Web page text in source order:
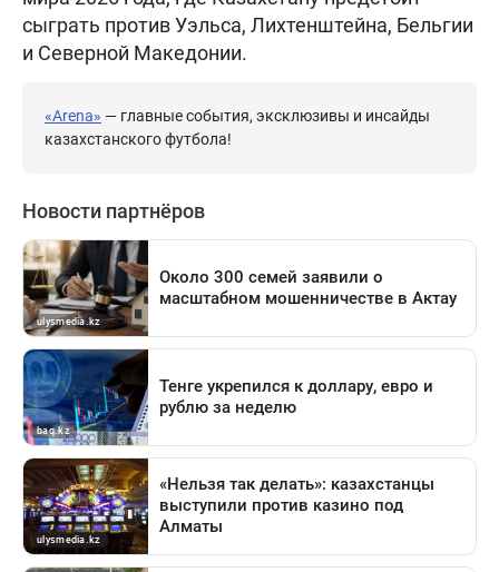
сыграть против Уэльса, Лихтенштейна, Бельгии
и Северной Македонии.
«Arena» — главные события, эксклюзивы и инсайды
казахстанского футбола!